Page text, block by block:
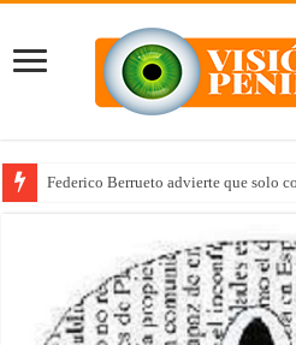
Federico Berrueto advierte que solo